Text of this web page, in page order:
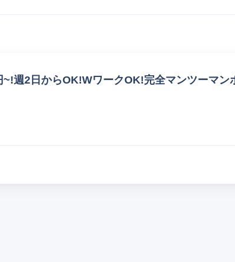
~!週2日からOK!WワークOK!完全マンツーマ